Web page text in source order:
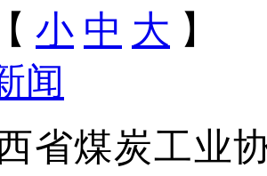
小 中 大 】
闻
煤炭工业协